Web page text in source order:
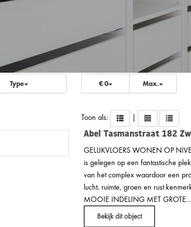
Type € 0 Max.
Toon als: |
Abel Tasmanstraat 182
GELIJKVLOERS WONEN OP
is gelegen op een fantastische
van het complex waardoor een
lucht, ruimte, groen en rust
MOOIE INDELING MET GROTE...
Bekijk dit object